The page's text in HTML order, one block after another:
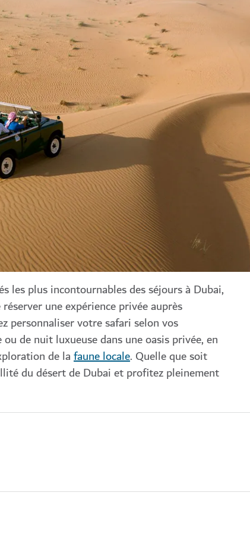
les plus incontournables des séjours à Dubai,
une expérience privée auprès
personnaliser votre safari selon vos
de nuit luxueuse dans une oasis privée, en
de lafaune locale. Quelle que soit
du désert de Dubai et profitez pleinement